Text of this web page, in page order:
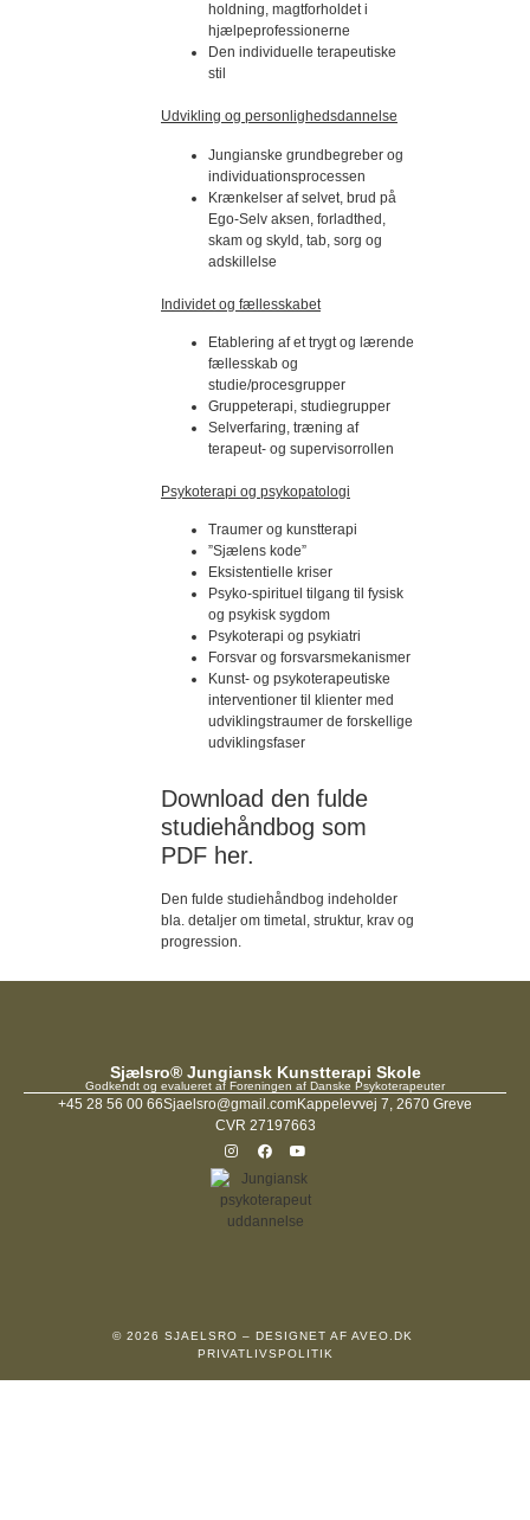
holdning, magtforholdet i
hjælpeprofessionerne
Den individuelle terapeutiske
stil
Udvikling og personlighedsdannelse
Jungianske grundbegreber og
individuationsprocessen
Krænkelser af selvet, brud på
Ego-Selv aksen, forladthed,
skam og skyld, tab, sorg og
adskillelse
Individet og fællesskabet
Etablering af et trygt og lærende
fællesskab og
studie/procesgrupper
Gruppeterapi, studiegrupper
Selverfaring, træning af
terapeut- og supervisorrollen
Psykoterapi og psykopatologi
Traumer og kunstterapi
”Sjælens kode”
Eksistentielle kriser
Psyko-spirituel tilgang til fysisk
og psykisk sygdom
Psykoterapi og psykiatri
Forsvar og forsvarsmekanismer
Kunst- og psykoterapeutiske
interventioner til klienter med
udviklingstraumer de forskellige
udviklingsfaser
Download den fulde
studiehåndbog som
PDF her.
Den fulde studiehåndbog indeholder
bla. detaljer om timetal, struktur, krav og
progression.
Sjælsro® Jungiansk Kunstterapi Skole
Godkendt og evalueret af Foreningen af Danske Psykoterapeuter
+45 28 56 00 66Sjaelsro@gmail.comKappelevvej 7, 2670 Greve
CVR 27197663
© 2026 SJAELSRO – DESIGNET AF AVEO.DK
PRIVATLIVSPOLITIK